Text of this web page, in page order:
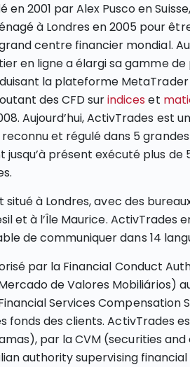
en 2001 par Alex Pusco en
à Londres en 2005 pour
centre financier mondial.
en ligne a élargi sa gamme de
la plateforme
des CFD surindices et
Aujourd’hui, ActivTrades est
reconnu et régulé dans 5
jusqu’à présent exécuté plus de
à Londres, avec des
et à l’Île Maurice. ActivTrades
de communiquer dans 14
par la Financial Conduct
de Valores Mobiliários)
Services Compensation
des clients. ActivTrades
par la CVM (securities
authority supervising